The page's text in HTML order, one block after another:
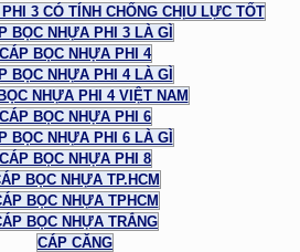
3 CÓ TÍNH CHỐNG CHỊU LỰC TỐT
BỌC NHỰA PHI 3 LÀ GÌ
CÁP BỌC NHỰA PHI 4
BỌC NHỰA PHI 4 LÀ GÌ
NHỰA PHI 4 VIỆT NAM
CÁP BỌC NHỰA PHI 6
BỌC NHỰA PHI 6 LÀ GÌ
CÁP BỌC NHỰA PHI 8
BỌC NHỰA TP.HCM
BỌC NHỰA TPHCM
BỌC NHỰA TRẮNG
CÁP CĂNG